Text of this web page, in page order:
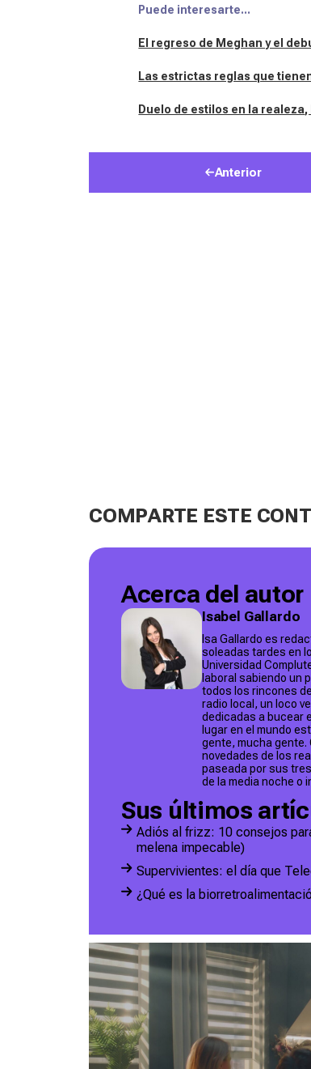
Puede interesarte...
El regreso de Meghan y el
Las estrictas reglas que
Duelo de estilos en la
Anterior
COMPARTE ESTE
Acerca del autor
Isabel Gallardo
Isa Gallardo es
soleadas tardes en
Universidad
laboral sabiendo un
todos los rincones
radio local, un loco
dedicadas a bucear
lugar en el mundo
gente, mucha
novedades de los
paseada por sus
de la media noche o
Sus últimos
Adiós al frizz: 10 consejos
melena impecable)
Supervivientes: el día que
¿Qué es la